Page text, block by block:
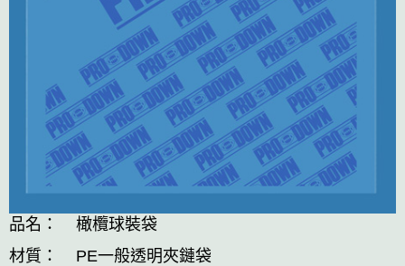
品名： 橄欖球裝袋
材質： PE一般透明夾鏈袋